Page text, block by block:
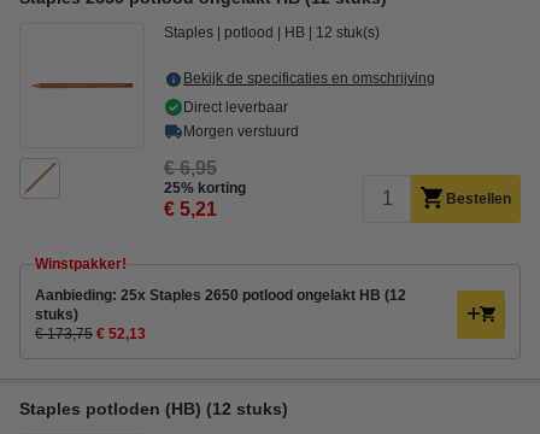
Staples potlood HB 12 stuk(s)
Bekijk de specificaties en omschrijving
Direct leverbaar
Morgen verstuurd
€ 6,95
25% korting
€ 5,21 Bestellen
Winstpakker!
Aanbieding: 25x Staples 2650 potlood ongelakt HB (12
stuks)
€ 173,75 € 52,13
Staples potloden (HB) (12 stuks)